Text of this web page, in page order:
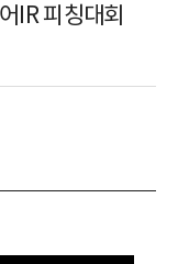
IR 피칭대회